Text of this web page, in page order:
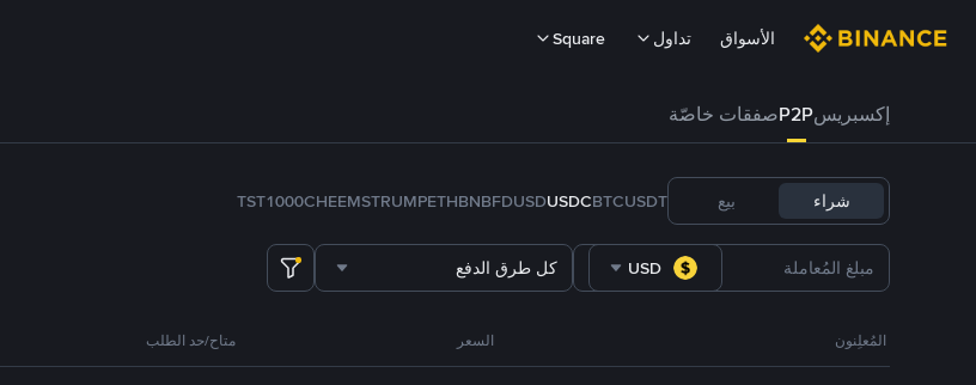
الأسواق تداول Square
إكسبريسP2Pصفقات خاصّة
شراء بيع USDT
BTC
USDC
FDUSD
BNB
ETH
TRUMP
1000CHEEMS
TST
USD كل طرق الدفع
المُعلِنون السعر متاح/حد الطلب